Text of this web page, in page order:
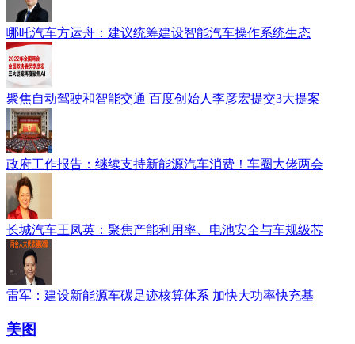
哪吒汽车方运舟：建议统筹建设智能汽车操作系统生态
聚焦自动驾驶和智能交通 百度创始人李彦宏提交3大提案
政府工作报告：继续支持新能源汽车消费！车圈大佬两会
长城汽车王凤英：聚焦产能利用率、电池安全与车规级芯
雷军：建设新能源车碳足迹核算体系 加快大功率快充基
美图